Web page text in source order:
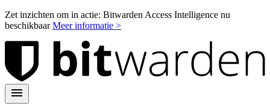
Zet inzichten om in actie: Bitwarden Access Intelligence nu
beschikbaarMeer informatie >